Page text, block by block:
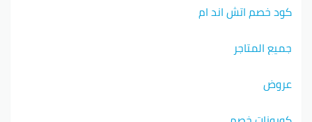
كود خصم اتش اند ام
جميع المتاجر
عروض